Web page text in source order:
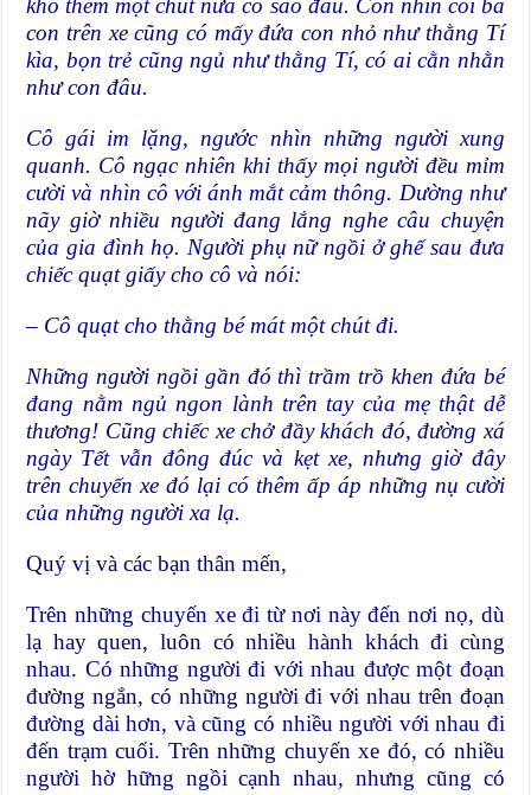
con trên xe cũng có mấy đứa con nhỏ như thằng Tí
kìa, bọn trẻ cũng ngủ như thằng Tí, có ai cằn nhằn
như con đâu.
Cô gái im lặng, ngước nhìn những người xung
quanh. Cô ngạc nhiên khi thấy mọi người đều mỉm
cười và nhìn cô với ánh mắt cảm thông. Dường như
nãy giờ nhiều người đang lắng nghe câu chuyện
của gia đình họ. Người phụ nữ ngồi ở ghế sau đưa
chiếc quạt giấy cho cô và nói:
– Cô quạt cho thằng bé mát một chút đi.
Những người ngồi gần đó thì trầm trồ khen đứa bé
đang nằm ngủ ngon lành trên tay của mẹ thật dễ
thương! Cũng chiếc xe chở đầy khách đó, đường xá
ngày Tết vẫn đông đúc và kẹt xe, nhưng giờ đây
trên chuyến xe đó lại có thêm ấp áp những nụ cười
của những người xa lạ.
Quý vị và các bạn thân mến,
Trên những chuyến xe đi từ nơi này đến nơi nọ, dù
lạ hay quen, luôn có nhiều hành khách đi cùng
nhau. Có những người đi với nhau được một đoạn
đường ngắn, có những người đi với nhau trên đoạn
đường dài hơn, và cũng có nhiều người với nhau đi
đến trạm cuối. Trên những chuyến xe đó, có nhiều
người hờ hững ngồi cạnh nhau, nhưng cũng có